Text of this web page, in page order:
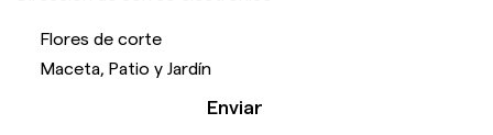
Flores de corte
Maceta, Patio y Jardín
Enviar